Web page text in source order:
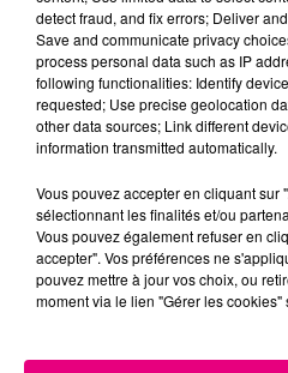
detect fraud, and fix errors; Deliver
Save and communicate privacy
process personal data such as IP
following functionalities: Identify
requested; Use precise geolocation
other data sources; Link different
information transmitted automatically.
Vous pouvez accepter en cliquant sur
sélectionnant les finalités et/ou
Vous pouvez également refuser en
accepter". Vos préférences ne
pouvez mettre à jour vos choix, ou
moment via le lien "Gérer les